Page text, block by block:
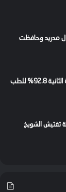
مدريد وحافظت
تنسيق الجامعات 2026 المرحلة الثانية 92.8% للطب
بحملة تفتيش الشويخ